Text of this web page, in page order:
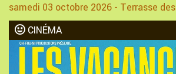
samedi 03 octobre 2026 - Terrasse
CINÉMA